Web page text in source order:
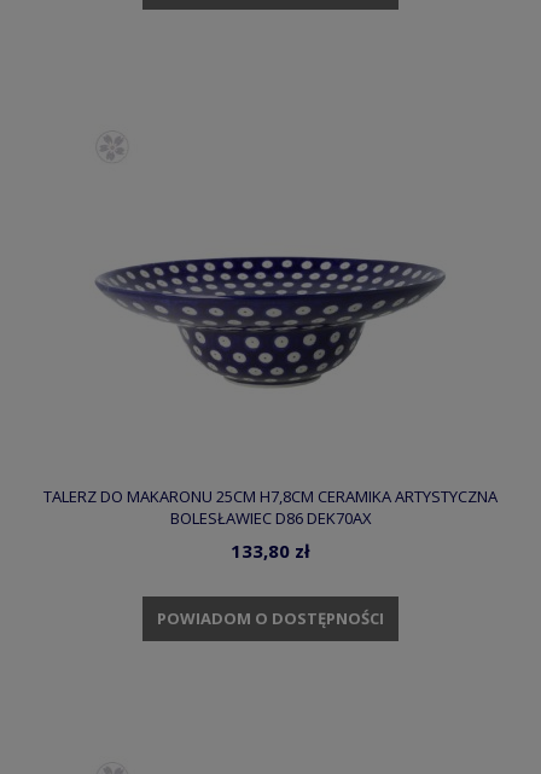
TALERZ DO MAKARONU 25CM H7,8CM CERAMIKA ARTYSTYCZNA
BOLESŁAWIEC D86 DEK70AX
133,80 zł
POWIADOM O DOSTĘPNOŚCI